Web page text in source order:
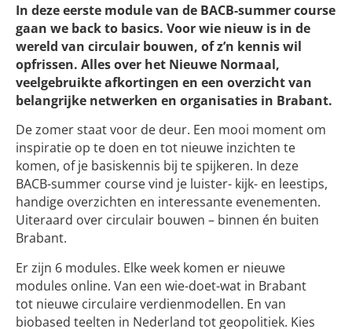
In deze eerste module van de BACB-summer course
gaan we back to basics. Voor wie nieuw is in de
wereld van circulair bouwen, of z’n kennis wil
opfrissen. Alles over het Nieuwe Normaal,
veelgebruikte afkortingen en een overzicht van
belangrijke netwerken en organisaties in Brabant.
De zomer staat voor de deur. Een mooi moment om
inspiratie op te doen en tot nieuwe inzichten te
komen, of je basiskennis bij te spijkeren. In deze
BACB-summer course vind je luister- kijk- en leestips,
handige overzichten en interessante evenementen.
Uiteraard over circulair bouwen – binnen én buiten
Brabant.
Er zijn 6 modules. Elke week komen er nieuwe
modules online. Van een wie-doet-wat in Brabant
tot nieuwe circulaire verdienmodellen. En van
biobased teelten in Nederland tot geopolitiek. Kies